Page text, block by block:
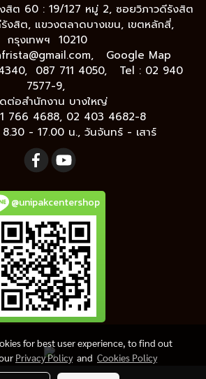
สิต 60 : 19/127 หมู่ 2, ซอยวิภาวดีรังสิต
งสิต, แขวงตลาดบางเขน, เขตหลักสี่,
กรุงเทพฯ 10210
Google Map
087 711 4050, Tel : 02 940
7577-9,
ต่อสำนักงาน บางใหญ่
766 4688, 02 403 4682-8
8.30 - 17.00 น., วันจันทร์ - เสาร์
@unipakcentershop
for best user experience, to find out
Privacy Policyand Cookies Policy